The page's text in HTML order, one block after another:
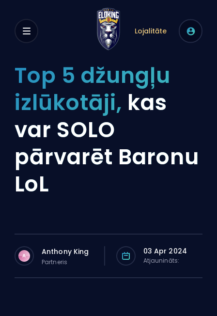
Lojalitāte
Top 5 džungļu
izlūkotāji, kas
var SOLO
pārvarēt Baronu
LoL
A Anthony King
Partneris
03 Apr 2024
Atjaunināts: